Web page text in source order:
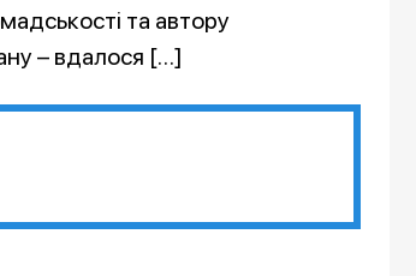
та автору
– вдалося […]